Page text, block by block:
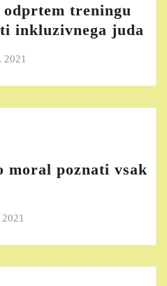
treningu
inkluzivnega juda
2021
moral poznati vsak
2021